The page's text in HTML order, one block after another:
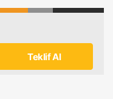
Teklif Al